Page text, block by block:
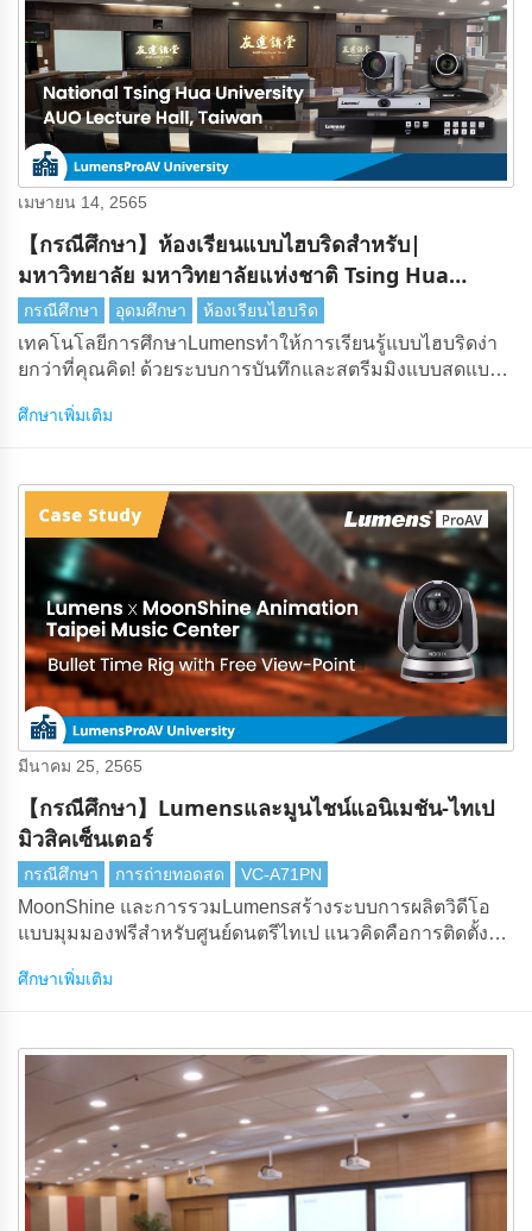
เมษายน 14, 2565
【กรณีศึกษา】ห้องเรียนแบบไฮบริดสําหรับ|
มหาวิทยาลัย มหาวิทยาลัยแห่งชาติ Tsing Hua
ประเทศไต้หวัน
กรณีศึกษา อุดมศึกษา ห้องเรียนไฮบริด
เทคโนโลยีการศึกษาLumensทําให้การเรียนรู้แบบไฮบริดง่า
ยกว่าที่คุณคิด! ด้วยระบบการบันทึกและสตรีมมิงแบบสดแบบ
ศึกษาเพิ่มเติม
มีนาคม 25, 2565
【กรณีศึกษา】Lumensและมูนไชน์แอนิเมชัน-ไทเป
มิวสิคเซ็นเตอร์
กรณีศึกษา การถ่ายทอดสด VC-A71PN
MoonShine และการรวมLumensสร้างระบบการผลิตวิดีโอ
แบบมุมมองฟรีสําหรับศูนย์ดนตรีไทเป แนวคิดคือการติดตั้ง
มองฟรี ซึ่งจะช่วยให้ผู้ชมสามารถสร้างประสบการณ์การรับ
ศึกษาเพิ่มเติม